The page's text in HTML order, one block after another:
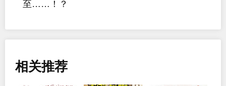
至……！？
相关推荐